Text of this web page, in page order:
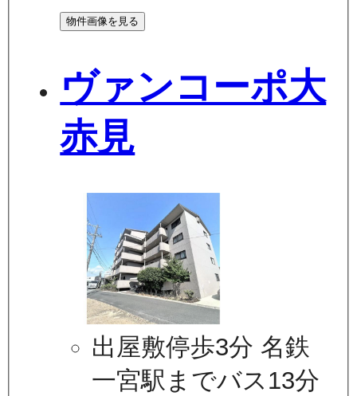
物件画像を見る
ヴァンコーポ大
赤見
出屋敷停歩3分 名鉄
一宮駅までバス13分